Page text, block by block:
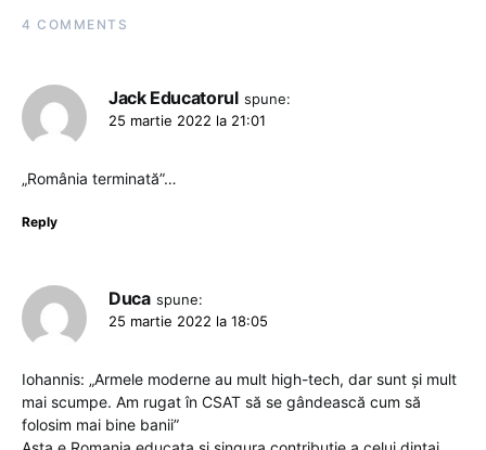
4 COMMENTS
Jack Educatorul spune:
25 martie 2022 la 21:01
„România terminată”…
Reply
Duca spune:
25 martie 2022 la 18:05
Iohannis: „Armele moderne au mult high-tech, dar sunt și mult
mai scumpe. Am rugat în CSAT să se gândească cum să
folosim mai bine banii”